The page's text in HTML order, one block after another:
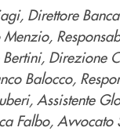
Direttore
Menzio,
Direzione
Balocco,
Assistente
Falbo,